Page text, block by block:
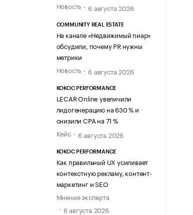
Новость
6 августа 2026
COMMUNITY REAL ESTATE
На канале «Недвижимый пиар»
обсудили, почему PR нужны
метрики
Новость
6 августа 2026
KOKOC PERFORMANCE
LECAR Online увеличили
лидогенерацию на 630 % и
снизили CPA на 71 %
Кейс
6 августа 2026
KOKOC PERFORMANCE
Как правильный UX усиливает
контекстную рекламу, контент-
маркетинг и SEO
Мнение эксперта
6 августа 2026